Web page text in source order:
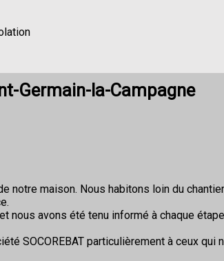
Germain-la-Campagne
notre maison. Nous habitons loin du
nous avons été tenu informé à chaque
SOCOREBAT particulièrement à ceux qui